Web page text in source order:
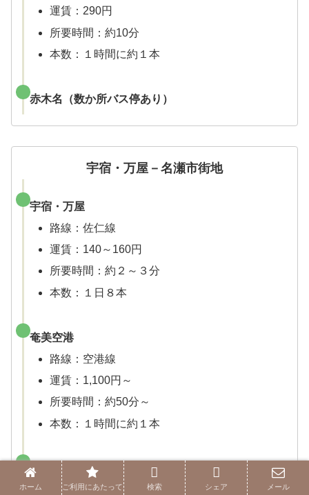
運賃：290円
所要時間：約10分
本数：１時間に約１本
赤木名（数か所バス停あり）
宇宿・万屋－名瀬市街地
宇宿・万屋
路線：佐仁線
運賃：140～160円
所要時間：約２～３分
本数：１日８本
奄美空港
路線：空港線
運賃：1,100円～
所要時間：約50分～
本数：１時間に約１本
名瀬市街地
ホーム ご利用にあたって 検索 シェア メール